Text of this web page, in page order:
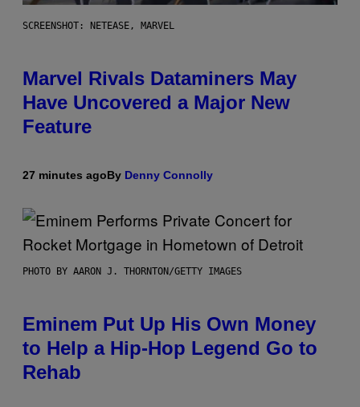
SCREENSHOT: NETEASE, MARVEL
Marvel Rivals Dataminers May
Have Uncovered a Major New
Feature
27 minutes agoBy Denny Connolly
PHOTO BY AARON J. THORNTON/GETTY IMAGES
Eminem Put Up His Own Money
to Help a Hip-Hop Legend Go to
Rehab